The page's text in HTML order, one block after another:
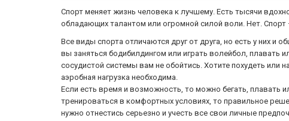
Спорт меняет жизнь человека к лучшему. Есть тысячи
обладающих талантом или огромной силой воли. Нет.
Все виды спорта отличаются друг от друга, но есть у них и
вы заняться бодибилдингом или играть волейбол, плавать
сосудистой системы вам не обойтись. Хотите похудеть
аэробная нагрузка необходима.
Если есть время и возможность, то можно бегать, плавать
тренироваться в комфортных условиях, то правильное
нужно отнестись серьезно и учесть все свои личные